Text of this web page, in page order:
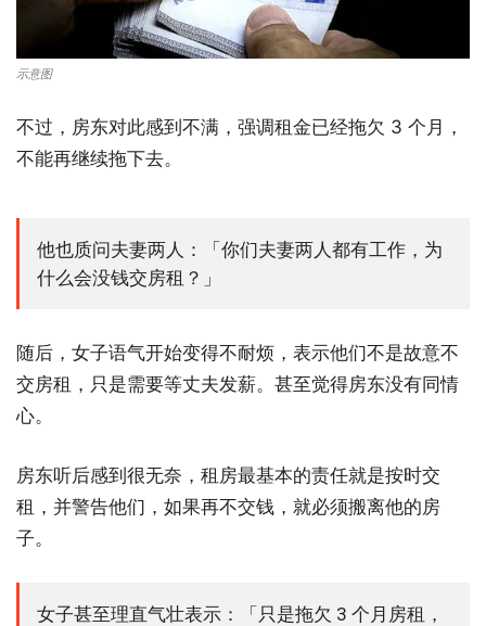
示意图
不过，房东对此感到不满，强调租金已经拖欠 3 个月，
不能再继续拖下去。
他也质问夫妻两人：「你们夫妻两人都有工作，为
什么会没钱交房租？」
随后，女子语气开始变得不耐烦，表示他们不是故意不
交房租，只是需要等丈夫发薪。甚至觉得房东没有同情
心。
房东听后感到很无奈，租房最基本的责任就是按时交
租，并警告他们，如果再不交钱，就必须搬离他的房
子。
女子甚至理直气壮表示：「只是拖欠 3 个月房租，